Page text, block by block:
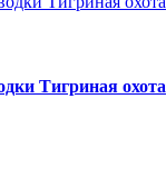
Тигриная охота